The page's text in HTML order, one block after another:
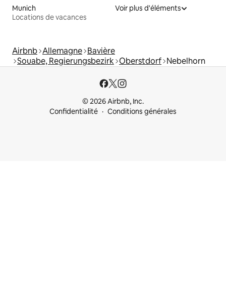
Munich
Locations de vacances
Voir plus d'éléments
Airbnb Allemagne Bavière
Souabe, Regierungsbezirk Oberstdorf Nebelhorn
© 2026 Airbnb, Inc.
Confidentialité
Conditions générales